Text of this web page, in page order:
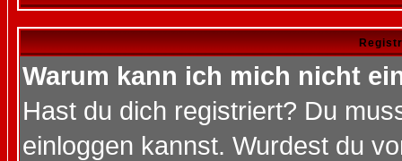
Warum kann ich mich nicht
Hast du dich registriert? Du
einloggen kannst. Wurdest du